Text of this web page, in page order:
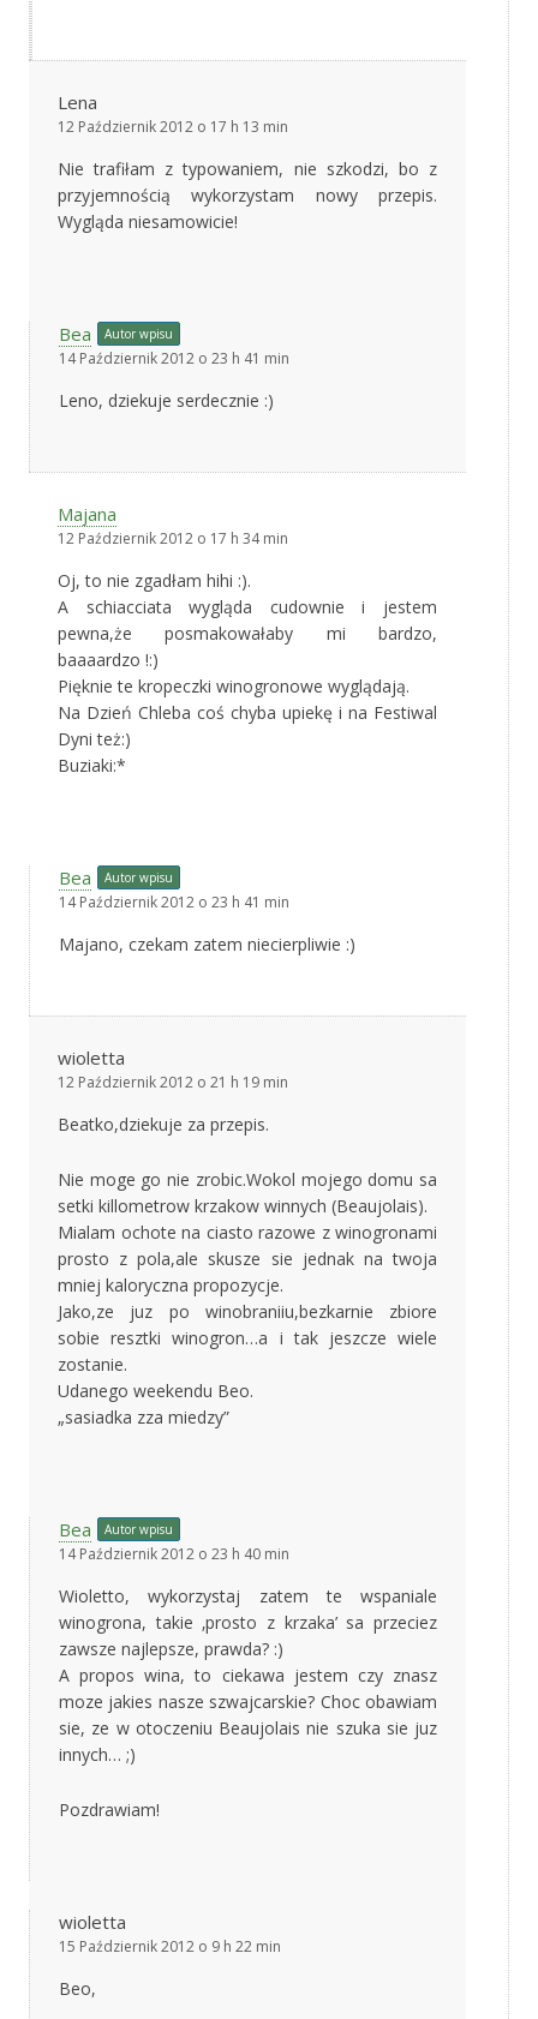
Lena
12 Październik 2012 o 17 h 13 min
Nie trafiłam z typowaniem, nie szkodzi, bo z
przyjemnością wykorzystam nowy przepis.
Wygląda niesamowicie!
Bea Autor wpisu
14 Październik 2012 o 23 h 41 min
Leno, dziekuje serdecznie :)
Majana
12 Październik 2012 o 17 h 34 min
Oj, to nie zgadłam hihi :).
A schiacciata wygląda cudownie i jestem
pewna,że posmakowałaby mi bardzo,
baaaardzo !:)
Pięknie te kropeczki winogronowe wyglądają.
Na Dzień Chleba coś chyba upiekę i na Festiwal
Dyni też:)
Buziaki:*
Bea Autor wpisu
14 Październik 2012 o 23 h 41 min
Majano, czekam zatem niecierpliwie :)
wioletta
12 Październik 2012 o 21 h 19 min
Beatko,dziekuje za przepis.
Nie moge go nie zrobic.Wokol mojego domu sa
setki killometrow krzakow winnych (Beaujolais).
Mialam ochote na ciasto razowe z winogronami
prosto z pola,ale skusze sie jednak na twoja
mniej kaloryczna propozycje.
Jako,ze juz po winobraniiu,bezkarnie zbiore
sobie resztki winogron…a i tak jeszcze wiele
zostanie.
Udanego weekendu Beo.
„sasiadka zza miedzy”
Bea Autor wpisu
14 Październik 2012 o 23 h 40 min
Wioletto, wykorzystaj zatem te wspaniale
winogrona, takie ‚prosto z krzaka’ sa przeciez
zawsze najlepsze, prawda? :)
A propos wina, to ciekawa jestem czy znasz
moze jakies nasze szwajcarskie? Choc obawiam
sie, ze w otoczeniu Beaujolais nie szuka sie juz
innych… ;)
Pozdrawiam!
wioletta
15 Październik 2012 o 9 h 22 min
Beo,